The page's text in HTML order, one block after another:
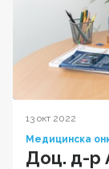
13 окт 2022
Медицинска
Доц. д-р